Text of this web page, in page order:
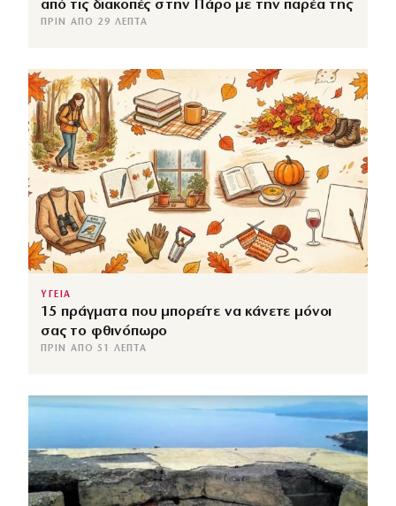
από τις διακοπές στην Πάρο με την παρέα της
ΠΡΙΝ ΑΠΌ 29 ΛΕΠΤΆ
ΥΓΕΙΑ
15 πράγματα που μπορείτε να κάνετε μόνοι
σας το φθινόπωρο
ΠΡΙΝ ΑΠΌ 51 ΛΕΠΤΆ